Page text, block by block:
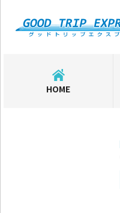
HOME